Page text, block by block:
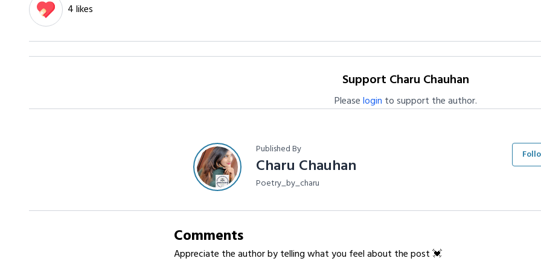
4 likes
Support Charu Chauhan
Pleaselogin to support the author.
Published By
Charu Chauhan
Poetry_by_charu
Comments
Appreciate the author by telling what you feel about the post 💓